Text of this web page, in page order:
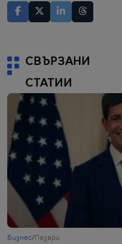
СВЪРЗАНИ
СТАТИИ
Бизнес/Пазари